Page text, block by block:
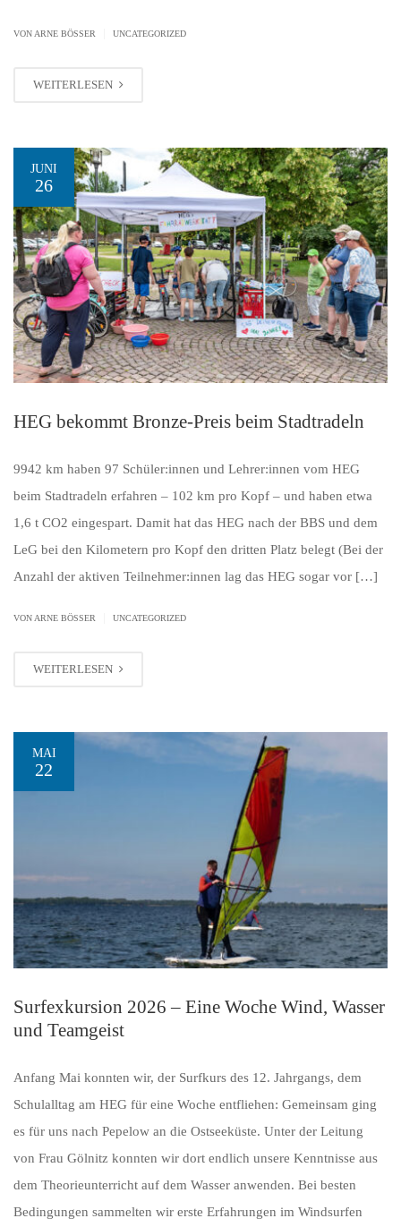
VON ARNE BÖSSER UNCATEGORIZED
WEITERLESEN
JUNI
26
HEG bekommt Bronze-Preis beim Stadtradeln
9942 km haben 97 Schüler:innen und Lehrer:innen vom HEG
beim Stadtradeln erfahren – 102 km pro Kopf – und haben etwa
1,6 t CO2 eingespart. Damit hat das HEG nach der BBS und dem
LeG bei den Kilometern pro Kopf den dritten Platz belegt (Bei der
Anzahl der aktiven Teilnehmer:innen lag das HEG sogar vor […]
VON ARNE BÖSSER UNCATEGORIZED
WEITERLESEN
MAI
22
Surfexkursion 2026 – Eine Woche Wind, Wasser
und Teamgeist
Anfang Mai konnten wir, der Surfkurs des 12. Jahrgangs, dem
Schulalltag am HEG für eine Woche entfliehen: Gemeinsam ging
es für uns nach Pepelow an die Ostseeküste. Unter der Leitung
von Frau Gölnitz konnten wir dort endlich unsere Kenntnisse aus
dem Theorieunterricht auf dem Wasser anwenden. Bei besten
Bedingungen sammelten wir erste Erfahrungen im Windsurfen